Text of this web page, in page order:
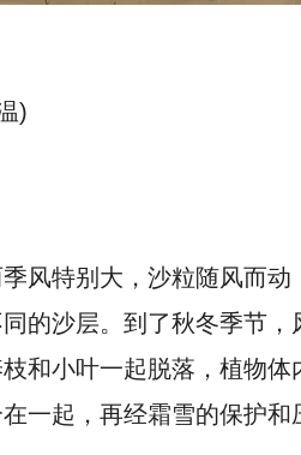
)
风特别大，沙粒随风而
的沙层。到了秋冬季节
和小叶一起脱落，植物
一起，再经霜雪的保护